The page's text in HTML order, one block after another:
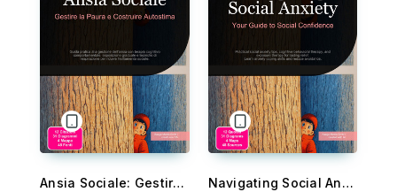
Ansia Sociale: Gestire la Paura e Costruire Autostima - Guida pratica alla gestione dell'ansia con terapia cognitivo comportamentale, esposizione graduale e tecniche di respirazione per ridurre l'evitamento sociale. Navigating Social Anxiety: Your Guide to Social Confidence - Practical social anxiety tips, cognitive behavioral therapy, and exposure therapy for lasting relief. Learn anxiety coping skills and reduce avoidance.